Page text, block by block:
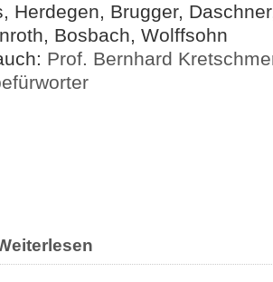
Herdegen, Brugger,
Bosbach, Wolffsohn
Prof. Bernhard